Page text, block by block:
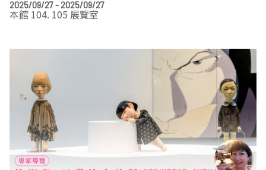
無障礙服務專區
三秌茶屋
典藏圖檔申請
南島當代記憶工程
系列出版
線上學習
時代之聲│Podcasts
藝術認證│高美館館刊
百夜藝術默讀│典藏閱讀
南島當代記憶工程│資料庫
珍珠—南方視野的女性藝術
流於形式—梁任宏個展(1999-2024)
透景線：實境的疊隱與擴張
民・間
2022高雄獎
AR/VR體驗
來自大地的祝福— 2019-2020典藏捐贈展
感知棲所— 關鍵典藏2019-2020
南方作為相遇之所
感動兔 高美特展
美術資源教室-手作課程
藝術遊戲號
畫想想‧想畫畫
關於高美館/年報
規劃傳承
高美館大事記
兒童美術館
美術館會員
合作夥伴
2025/09/27 - 2025/09/27
本館 104. 105 展覽室